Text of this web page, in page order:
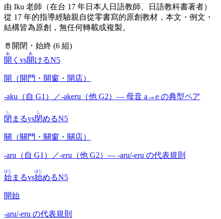
由 Iku 老師（在台 17 年日本人日語教師、日語教科書著者）
從 17 年的指導經驗親自從零書寫的原創教材 ， 本文・例文・
結構皆為原創，無任何轉載或複製。
🚪 開閉・始終 (6 組)
開
あ
く vs開
あ
けるN5
開（開門・開窗・開店）
-aku（自 G1）／-akeru（他 G2）— 母音 a→e の典型ペア
閉
し
まるvs閉
し
めるN5
關（關門・關窗・關店）
-aru（自 G1）／-eru（他 G2）— -aru/-eru の代表規則
始
はじ
まるvs始
はじ
めるN5
開始
-aru/-eru の代表規則